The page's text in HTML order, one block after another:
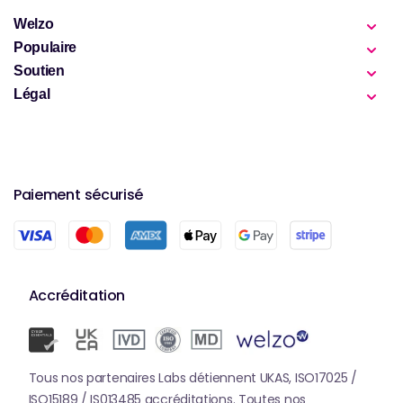
également une approche proactive de la santé
mentale, soulignant l'importance des soins
personnels et du soutien émotionnel dans la vie
quotidienne.
Welzo
Populaire
Soutien
Légal
Paiement sécurisé
Accréditation
Tous nos partenaires Labs détiennent UKAS, ISO17025 /
ISO15189 / IS013485 accréditations. Toutes nos